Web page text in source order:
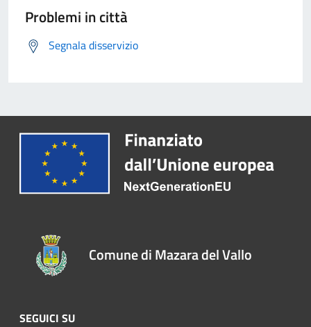
Problemi in città
Segnala disservizio
Comune di Mazara del Vallo
SEGUICI SU